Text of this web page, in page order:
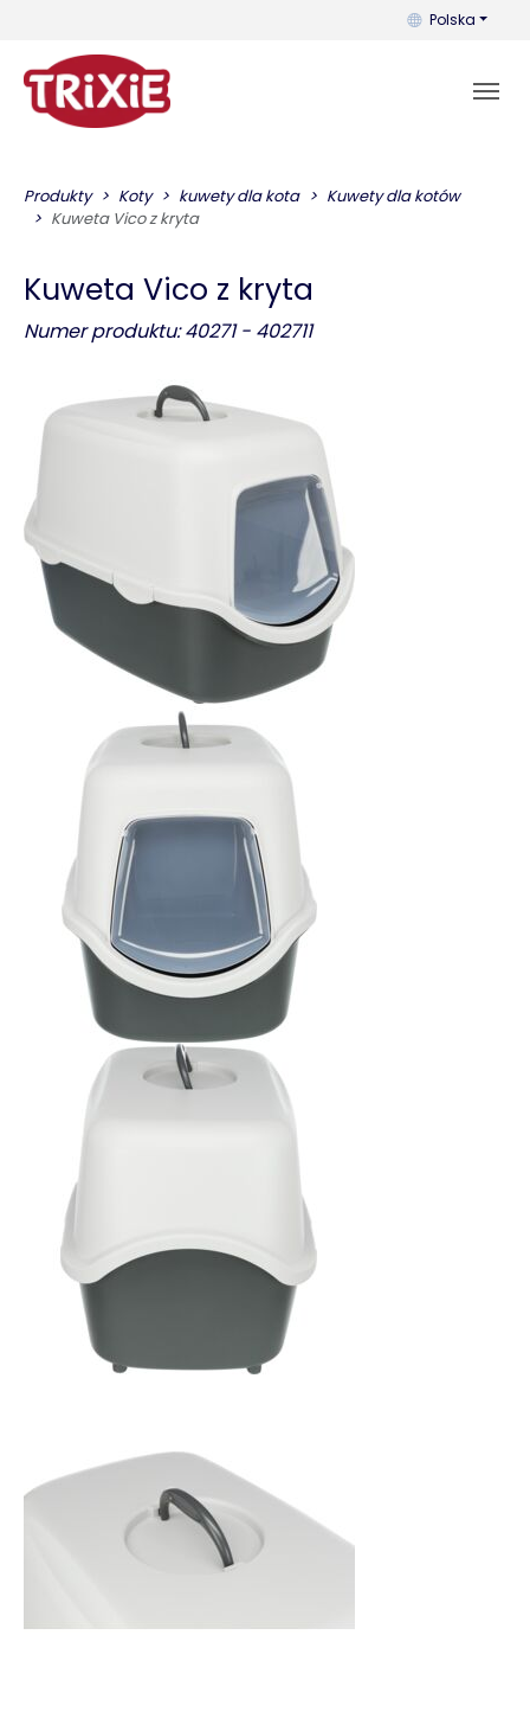
Możesz
Polska
Produkty Koty kuwety dla kota
Kuwety dla kotów
Kuweta Vico z kryta
Kuweta Vico z kryta
Numer produktu: 40271 - 402711